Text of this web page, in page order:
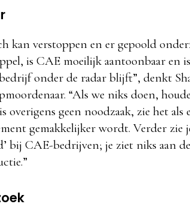
kan verstoppen en er gepoold
is CAE moeilijk aantoonbaar en
onder de radar blijft”, denkt
“Als we niks doen,
geen noodzaak, zie het als
gemakkelijker wordt. Verder zie
bij CAE-bedrijven; je ziet niks aan